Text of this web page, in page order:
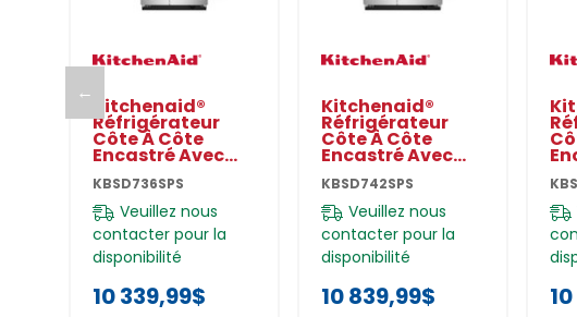
←
Kitchenaid®
Réfrigérateur
Côte À Côte
Encastré Avec
D’eau Et De
Glaçons
Extérieurs Et
Remplissage
Mesuré - 36 Po -
20.8 Pi Cu
KBSD736SPS
KBSD736SPS
Veuillez nous
contacter pour la
disponibilité
10 339,99$
Kitchenaid®
Réfrigérateur
Côte À Côte
Encastré Avec
D’eau Et De
Glaçons Extérieur
Et Remplissage
Mesuré - 42 Po -
25.1 Pi Cu
KBSD742SPS
KBSD742SPS
Veuillez nous
contacter pour la
disponibilité
10 839,99$
42